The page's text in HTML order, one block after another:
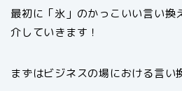
最初に「氷」のかっこいい言い換
介していきます！
まずはビジネスの場における言い